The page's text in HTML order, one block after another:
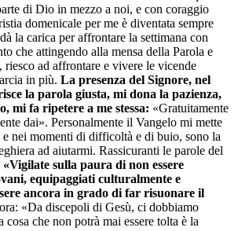
di Dio in mezzo a noi, e con coraggio
domenicale per me è diventata sempre
la carica per affrontare la settimana con
che attingendo alla mensa della Parola e
riesco ad affrontare e vivere le vicende
in più. La presenza del Signore, nel
la parola giusta, mi dona la pazienza,
mi fa ripetere a me stessa: «Gratuitamente
dai». Personalmente il Vangelo mi mette
e nei momenti di difficoltà e di buio, sono la
ad aiutarmi. Rassicuranti le parole del
«Vigilate sulla paura di non essere
equipaggiati culturalmente e
ancora in grado di far risuonare il
«Da discepoli di Gesù, ci dobbiamo
cosa che non potrà mai essere tolta è la